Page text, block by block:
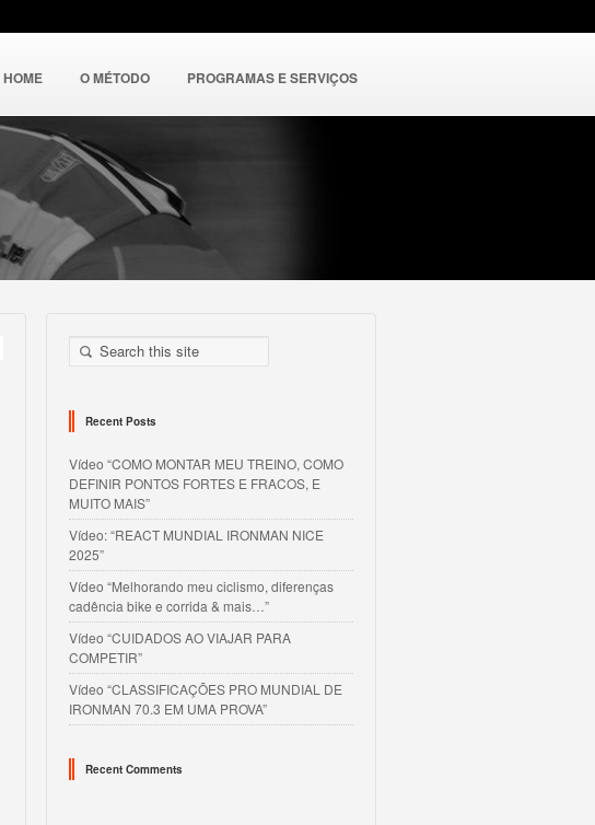
HOME O MÉTODO PROGRAMAS E SERVIÇOS
Recent Posts
Vídeo “COMO MONTAR MEU TREINO, COMO
DEFINIR PONTOS FORTES E FRACOS, E
MUITO MAIS”
Vídeo: “REACT MUNDIAL IRONMAN NICE
2025”
Vídeo “Melhorando meu ciclismo, diferenças
cadência bike e corrida & mais…”
Vídeo “CUIDADOS AO VIAJAR PARA
COMPETIR”
Vídeo “CLASSIFICAÇÕES PRO MUNDIAL DE
IRONMAN 70.3 EM UMA PROVA”
Recent Comments